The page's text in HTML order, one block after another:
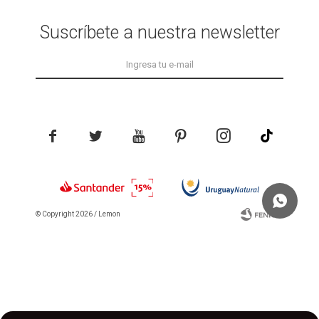
Suscríbete a nuestra newsletter
    
© Copyright 2026 / Lemon
Fenicio